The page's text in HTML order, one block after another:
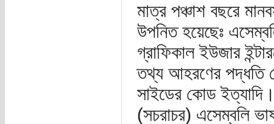
মাত্র পঞ্চাশ বছরে
উপনিত হয়েছেঃ
গ্রাফিকাল ইউজার
তথ্য আহরণের পদ্ধতি
সাইডের কোড
(সচরাচর) এসেম্বলি